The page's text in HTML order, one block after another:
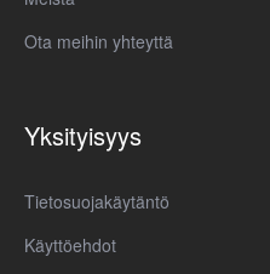
Ota meihin yhteyttä
Yksityisyys
Tietosuojakäytäntö
Käyttöehdot